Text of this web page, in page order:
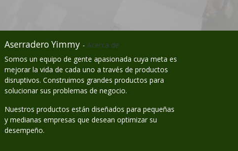
Aserradero Yimmy - Acerca de
Somos un equipo de gente apasionada cuya meta es
mejorar la vida de cada uno a través de productos
disruptivos. Construimos grandes productos para
solucionar sus problemas de negocio.
Nuestros productos están diseñados para pequeñas
y medianas empresas que desean optimizar su
desempeño.